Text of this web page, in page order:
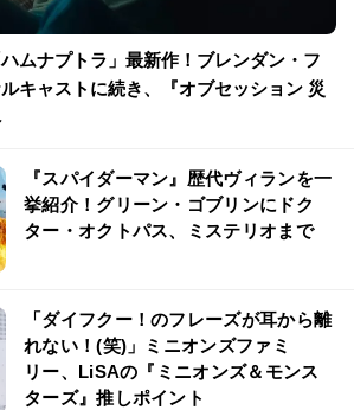
ムナプトラ」最新作！ブレンダン・フ
キャストに続き、『オブセッション 災
『スパイダーマン』歴代ヴィランを一
挙紹介！グリーン・ゴブリンにドク
ター・オクトパス、ミステリオまで
「ダイフクー！のフレーズが耳から離
れない！(笑)」ミニオンズファミ
リー、LiSAの『ミニオンズ＆モンス
ターズ』推しポイント